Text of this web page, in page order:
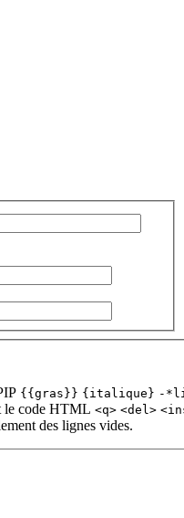
{{gras}} {italique} -
le code HTML <q> <del>
des lignes vides.